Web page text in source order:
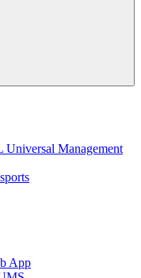
Universal Management
App